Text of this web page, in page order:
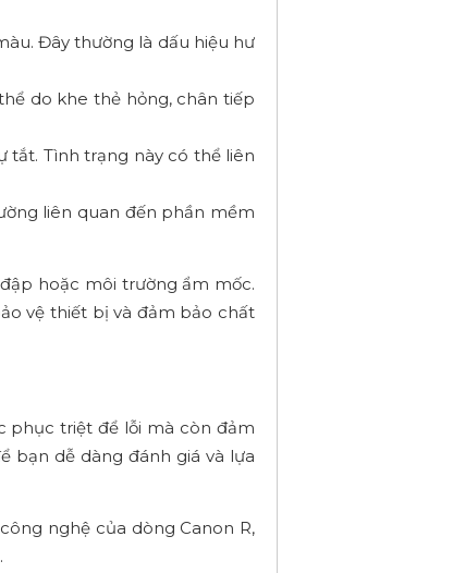
Đây thường là dấu hiệu hư
do khe thẻ hỏng, chân tiếp
tắt. Tình trạng này có thể liên
liên quan đến phần mềm
hoặc môi trường ẩm mốc.
vệ thiết bị và đảm bảo chất
phục triệt để lỗi mà còn đảm
bạn dễ dàng đánh giá và lựa
nghệ của dòng Canon R,